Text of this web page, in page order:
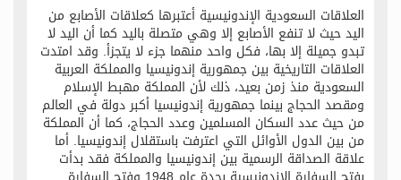
العلاقات السعودية الإندونيسية أعتبرها كعلاقات الأصابع من
اليد حيث لا تنفع الأصابع إلا وهي متصلة باليد كما أن اليد لا
تبدو جميلة إلا بها، فكل واحد منهما جزء لا يتجزأ. وقد امتدت
العلاقات التاريخية بين جمهورية إندونيسيا والمملكة العربية
السعودية منذ زمن بعيد، ذلك لأن المملكة مهبط الإسلام
ومقصد الحجاج بينما جمهورية إندونيسيا أكبر دولة في العالم
من حيث عدد السكان المسلمين وعدد الحجاج، كما أن المملكة
من بين الدول الأوائل التي اعترفت باستقلال إندونيسيا. أما
علاقة الصداقة الرسمية بين إندونيسيا والمملكة فقد بدأت